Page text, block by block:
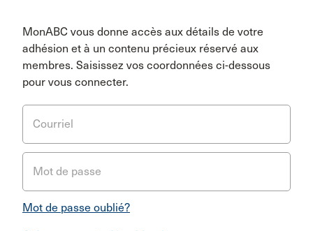
MonABC vous donne accès aux détails de votre
adhésion et à un contenu précieux réservé aux
membres. Saisissez vos coordonnées ci-dessous
pour vous connecter.
Courriel
Mot de passe
Mot de passe oublié?